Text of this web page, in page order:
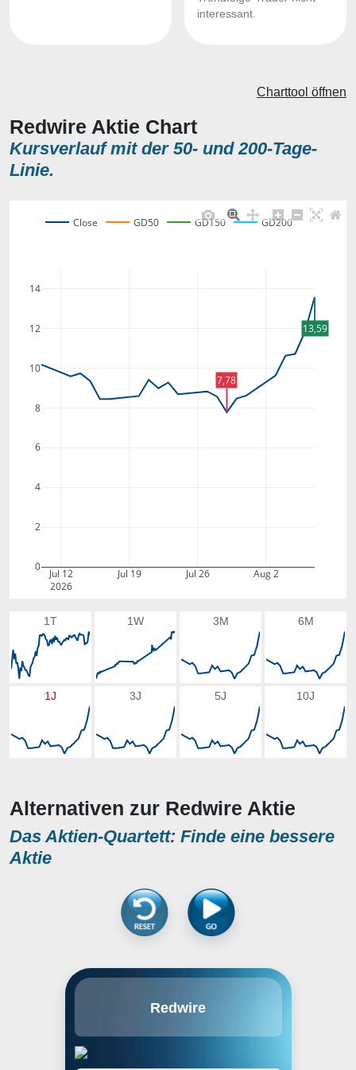
interessant.
Redwire Aktie Chart
Kursverlauf mit der 50- und 200-Tage-
Linie.
Charttool öffnen
Jul 12
2026
Jul 19 Jul 26 Aug 2
0
2
4
6
8
10
12
14
Close GD50 GD150 GD200
13,59
7,78
1T 1W 3M 6M
1J 3J 5J 10J
Alternativen zur Redwire Aktie
Das Aktien-Quartett: Finde eine bessere
Aktie
Redwire
supplies space equipment. It
reliability components for the next
generation space economy with IP
for solar power generation and in-